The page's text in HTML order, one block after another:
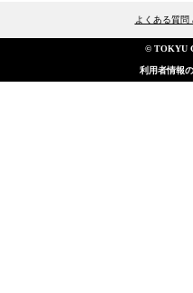
よくある質問
© TOKYU
利用者情報